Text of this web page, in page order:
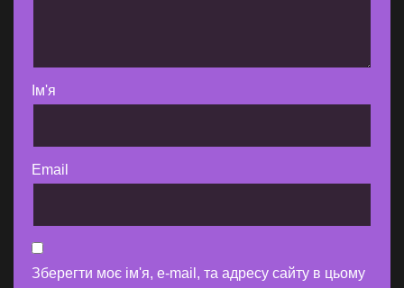
Ім'я
Email
Зберегти моє ім'я, e-mail, та адресу сайту в цьому